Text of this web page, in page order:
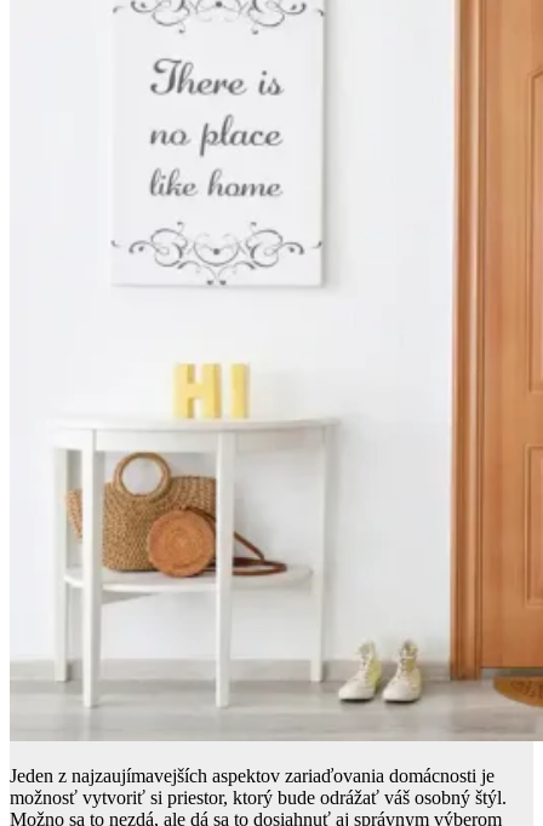
Jeden z najzaujímavejších aspektov zariaďovania domácnosti je
možnosť vytvoriť si priestor, ktorý bude odrážať váš osobný štýl.
Možno sa to nezdá, ale dá sa to dosiahnuť aj správnym výberom